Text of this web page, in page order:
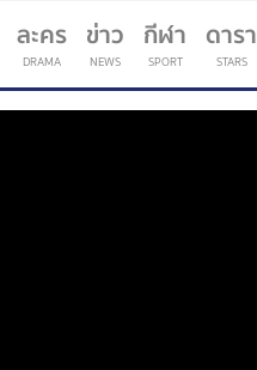
ละคร
DRAMA
ข่าว
NEWS
กีฬา
SPORT
(current)
ดารา
STARS